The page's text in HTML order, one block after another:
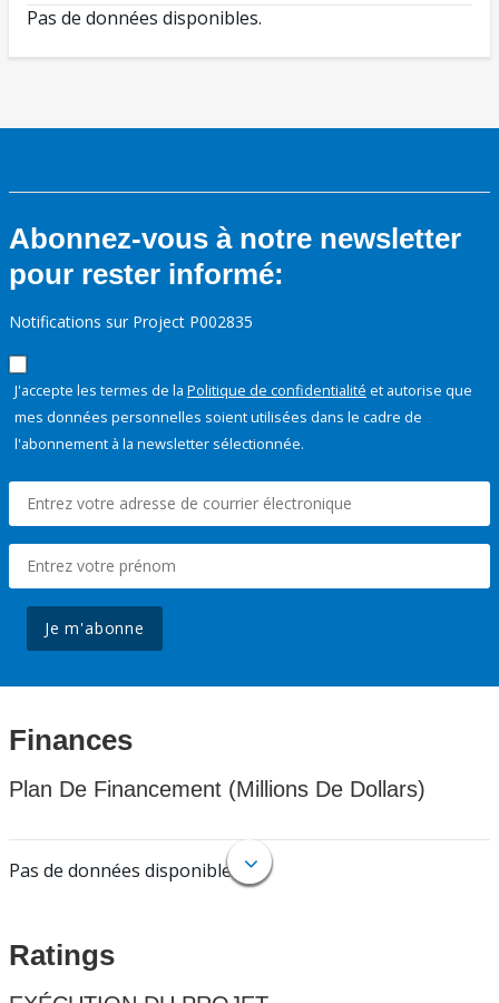
Pas de données disponibles.
Abonnez-vous à notre newsletter
pour rester informé:
Notifications sur Project P002835
J'accepte les termes de la Politique de confidentialité et autorise que
mes données personnelles soient utilisées dans le cadre de
l'abonnement à la newsletter sélectionnée.
Je m'abonne
Finances
Plan De Financement (Millions De Dollars)
Pas de données disponibles.
Ratings